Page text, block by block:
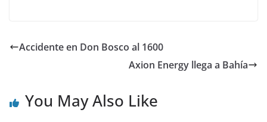
Accidente en Don Bosco al 1600
Axion Energy llega a Bahía
You May Also Like